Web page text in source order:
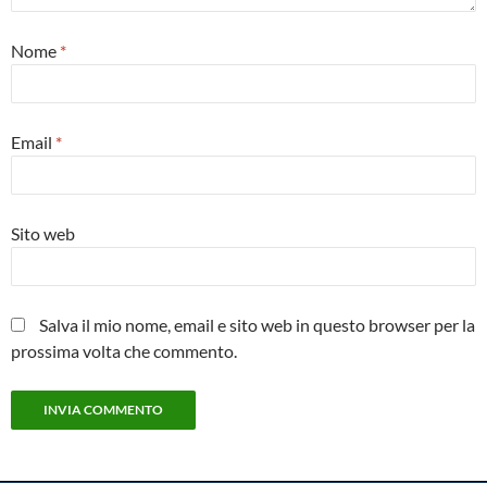
Nome *
Email *
Sito web
Salva il mio nome, email e sito web in questo browser per la
prossima volta che commento.